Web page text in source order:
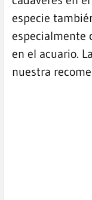
especie
especialmente
en el acuario.
nuestra